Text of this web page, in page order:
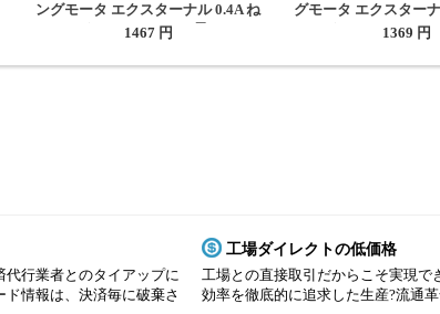
ングモータ エクスターナル 0.4A ね
じリード0.5mm/0.0197" 長さ21mm
1467 円
グモータ エクスター
リード0.5mm/0.0197"
1369 円
行業者とのタイアップに
情報は、決済毎に破棄さ
工場ダイレクトの低価格
工場との直接取引だからこそ実現で
効率を徹底的に追求した生産?流通革